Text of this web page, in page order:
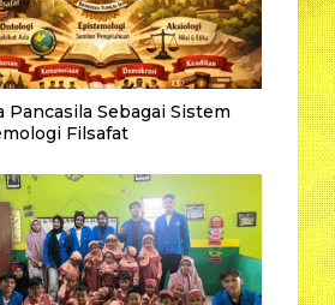
Pancasila Sebagai Sistem
Filsafat